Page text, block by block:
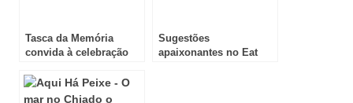
Tasca da Memória
convida à celebração
Sugestões
apaixonantes no Eat